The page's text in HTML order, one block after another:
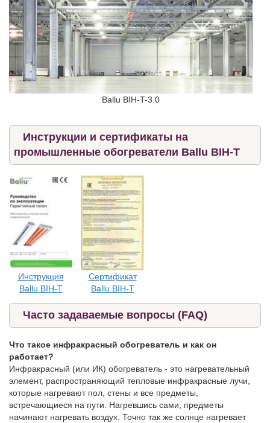
Ballu BIH-T-3.0
Инструкции и сертификаты на
промышленные обогреватели Ballu BIH-T
Инструкция
Ballu BIH-T
Сертификат
Ballu BIH-T
Часто задаваемые вопросы (FAQ)
Что такое инфракрасный обогреватель и как он
работает?
Инфракрасный (или ИК) обогреватель - это нагревательный
элемент, распространяющий тепловые инфракрасные лучи,
которые нагревают пол, стены и все предметы,
встречающиеся на пути. Нагревшись сами, предметы
начинают нагревать воздух. Точно так же солнце нагревает